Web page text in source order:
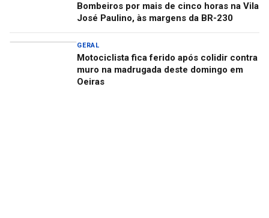
Bombeiros por mais de cinco horas na Vila
José Paulino, às margens da BR-230
GERAL
Motociclista fica ferido após colidir contra
muro na madrugada deste domingo em
Oeiras